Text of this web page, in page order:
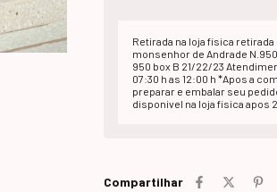
Retirada na loja fisica retirada
monsenhor de Andrade
950 box B 21/22/23
07:30 h as 12:00 h *Apos a
preparar e embalar seu
disponivel na loja fisica apos
Compartilhar